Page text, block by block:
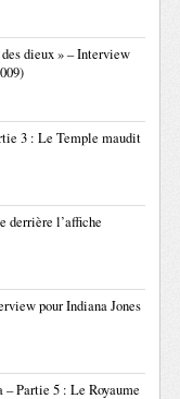
dieux » – Interview
3 : Le Temple maudit
derrière l’affiche
pour Indiana Jones
– Partie 5 : Le Royaume